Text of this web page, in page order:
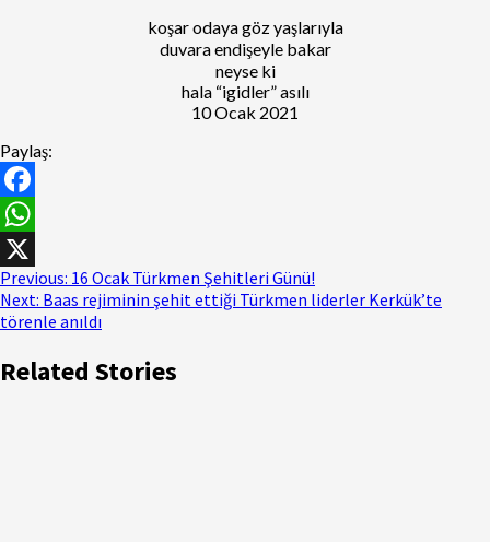
koşar odaya göz yaşlarıyla
duvara endişeyle bakar
neyse ki
hala “igidler” asılı
10 Ocak 2021
Paylaş:
Facebook
WhatsApp
X
Continue
Reading
Previous: 16 Ocak Türkmen Şehitleri Günü!
Next: Baas rejiminin şehit ettiği Türkmen liderler Kerkük’te
törenle anıldı
Related Stories